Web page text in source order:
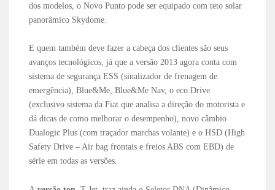
dos modelos, o Novo Punto pode ser equipado com teto solar
panorâmico Skydome.
E quem também deve fazer a cabeça dos clientes são seus
avanços tecnológicos, já que a versão 2013 agora conta com
sistema de segurança ESS (sinalizador de frenagem de
emergência), Blue&Me, Blue&Me Nav, o eco:Drive
(exclusivo sistema da Fiat que analisa a direção do motorista e
dá dicas de como melhorar o desempenho), novo câmbio
Dualogic Plus (com traçador marchas volante) e o HSD (High
Safety Drive – Air bag frontais e freios ABS com EBD) de
série em todas as versões.